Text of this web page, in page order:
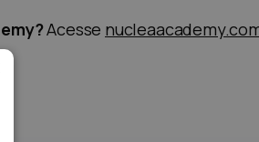
Acesse